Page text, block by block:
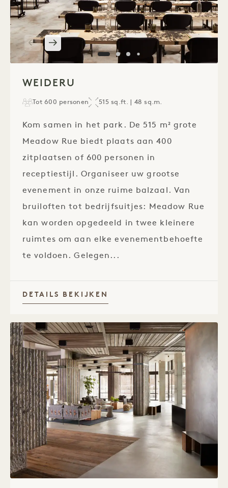
WEIDERU
Tot 600 personen 515 sq.ft. | 48 sq.m.
Kom samen in het park. De 515 m² grote
Meadow Rue biedt plaats aan 400
zitplaatsen of 600 personen in
receptiestijl. Organiseer uw grootse
evenement in onze ruime balzaal. Van
bruiloften tot bedrijfsuitjes: Meadow Rue
kan worden opgedeeld in twee kleinere
ruimtes om aan elke evenementbehoefte
te voldoen. Gelegen...
DETAILS BEKIJKEN